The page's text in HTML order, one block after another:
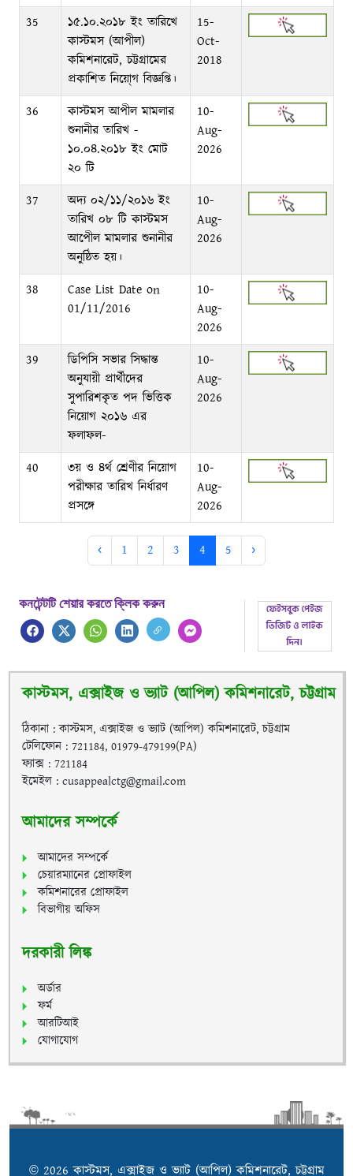
35
১৫.১০.২০১৮ ইং তারিখে
কাস্টমস (আপীল)
কমিশনারেট, চট্টগ্রামের
প্রকাশিত নিয়ো্গ বিজ্ঞপ্তি।
15-
Oct-
2018
36
কাস্টমস আপীল মামলার
শুনানীর তারিখ -
১০.০৪.২০১৮ ইং মোট
২০ টি
10-
Aug-
2026
37
অদ্য ০২/১১/২০১৬ ইং
তারিখ ০৮ টি কাস্টমস
আপেীল মামলার শুনানীর
অনুষ্ঠিত হয়।
10-
Aug-
2026
38
Case List Date on
01/11/2016
10-
Aug-
2026
39
ডিপিসি সভার সিদ্ধান্ত
অনুযায়ী প্রার্থীদের
সুপারিশকৃত পদ ভিত্তিক
নিয়োগ ২০১৬ এর
ফলাফল-
10-
Aug-
2026
40
৩য় ও ৪র্থ শ্রেণীর নিয়োগ
পরীক্ষার তারিখ নির্ধারণ
প্রসঙ্গে
10-
Aug-
2026
‹ 1 2 3 4 5 ›
কনটেন্টটি শেয়ার করতে ক্লিক করুন
কাস্টমস, এক্সাইজ ও ভ্যাট (আপিল) কমিশনারেট, চট্টগ্রাম
ঠিকানা : কাস্টমস, এক্সাইজ ও ভ্যাট (আপিল) কমিশনারেট, চট্টগ্রাম
টেলিফোন : 721184, 01979-479199(PA)
ফ্যাক্স : 721184
ইমেইল : cusappealctg@gmail.com
আমাদের সম্পর্কে
আমাদের সম্পর্কে
চেয়ারম্যানের প্রোফাইল
কমিশনারের প্রোফাইল
বিভাগীয় অফিস
দরকারী লিঙ্ক
অর্ডার
ফর্ম
আরটিআই
যোগাযোগ
© 2026 কাস্টমস, এক্সাইজ ও ভ্যাট (আপিল) কমিশনারেট, চট্টগ্রাম